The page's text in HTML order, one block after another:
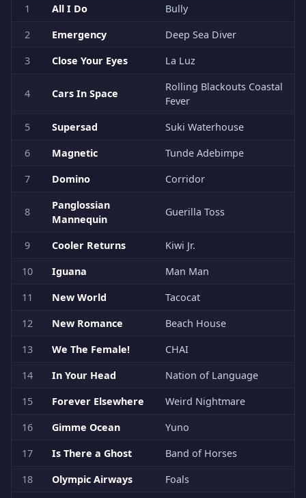
1 All I Do
Bully
2
Emergency
Deep Sea Diver
3
Close Your Eyes La Luz
4 Cars In Space
Rolling Blackouts Coastal
Fever
5
Supersad
Suki Waterhouse
6
Magnetic
Tunde Adebimpe
7
Domino Corridor
8
Panglossian
Mannequin
Guerilla Toss
9 Cooler Returns
Kiwi Jr.
10
Iguana
Man Man
11
New World
Tacocat
12
New Romance
Beach House
13
We The Female!
CHAI
14
In Your Head
Nation of Language
15
Forever Elsewhere
Weird Nightmare
16
Gimme Ocean
Yuno
17
Is There a Ghost
Band of Horses
18
Olympic Airways Foals